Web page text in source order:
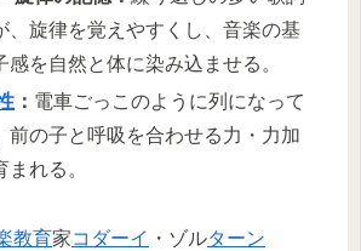
、旋律を覚えやすくし、音楽の基
感を自然と体に染み込ませる。
： 電車ごっこのように列になって
前の子と呼吸を合わせる力・力加
れる。
教育家コダーイ ・ゾルターン